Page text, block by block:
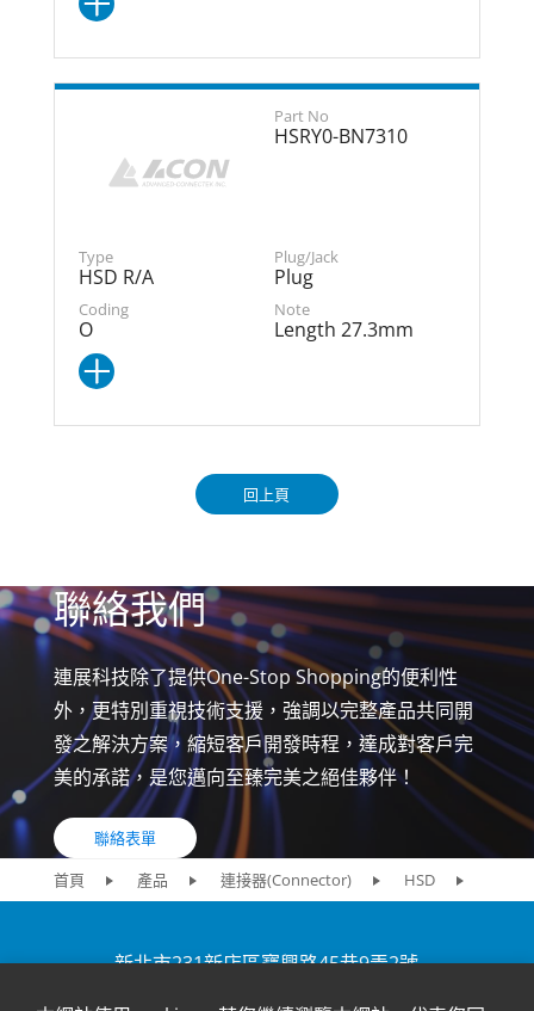
HSRY0-BN7310
HSD R/A
Plug
O
Length 27.3mm
回上頁
聯絡我們
連展科技除了提供One-Stop Shopping的便利性
外，更特別重視技術支援，強調以完整產品共同開
發之解決方案，縮短客戶開發時程，達成對客戶完
美的承諾，是您邁向至臻完美之絕佳夥伴！
聯絡表單
首頁
產品 連接器(Connector) HSD
新北市231新店區寶興路45巷9弄2號
+886-2-2917-5598